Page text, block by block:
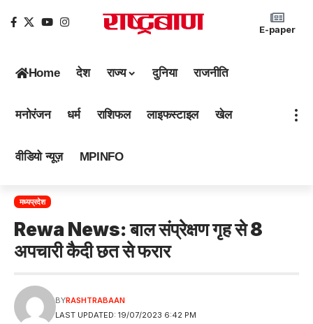
E-paper
Home देश राज्य दुनिया राजनीति
मनोरंजन धर्म राशिफल लाइफस्टाइल खेल
वीडियो न्यूज़ MPINFO
मध्यप्रदेश
Rewa News: बाल संप्रेक्षण गृह से 8
अपचारी कैदी छत से फरार
LAST UPDATED: 19/07/2023 6:42 PM
BYRASHTRABAAN